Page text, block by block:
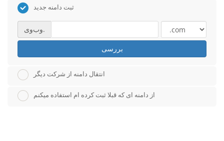
ثبت دامنه جدید
وب‌وی.
بررسی
انتقال دامنه از شرکت دیگر
از دامنه ای که قبلا ثبت کرده ام استفاده میکنم